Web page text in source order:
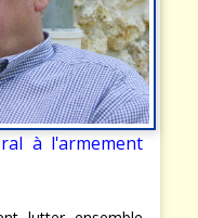
à l'armement